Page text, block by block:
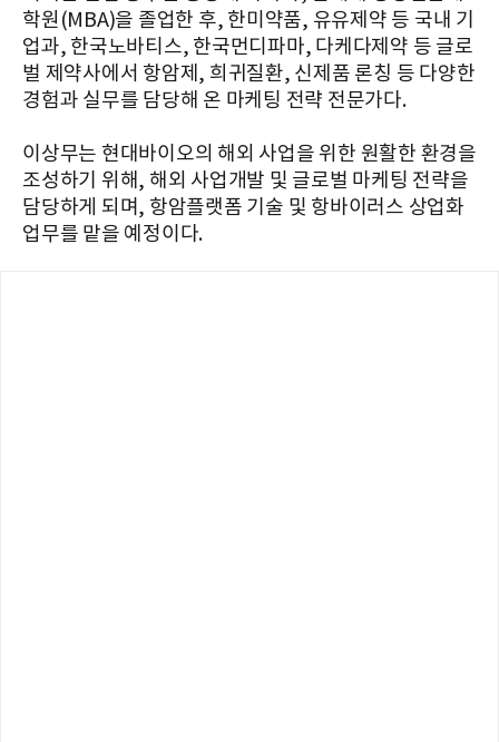
학원(MBA)을 졸업한 후, 한미약품, 유유제약 등 국내 기
업과, 한국노바티스, 한국먼디파마, 다케다제약 등 글로
벌 제약사에서 항암제, 희귀질환, 신제품 론칭 등 다양한
경험과 실무를 담당해 온 마케팅 전략 전문가다.
이상무는 현대바이오의 해외 사업을 위한 원활한 환경을
조성하기 위해, 해외 사업개발 및 글로벌 마케팅 전략을
담당하게 되며, 항암플랫폼 기술 및 항바이러스 상업화
업무를 맡을 예정이다.